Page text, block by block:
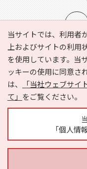
当サイトでは、利用者
上およびサイトの利用
を使用しています。当
ッキーの使用に同意さ
は、
「当社ウェブサ
て」 をご覧ください。
「個人情
e-NAVITA（イーナビタ
利用規約
個人情
サイトマップ